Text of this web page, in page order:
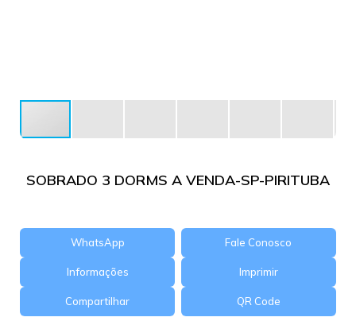
SOBRADO 3 DORMS A VENDA-SP-PIRITUBA
WhatsApp Fale Conosco
Informações Imprimir
Compartilhar QR Code